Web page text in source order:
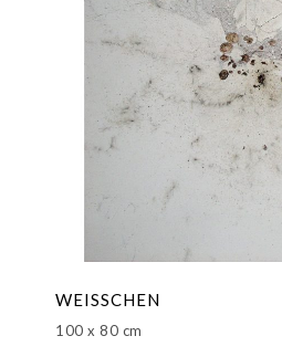
WEISSCHEN
100 x 80 cm